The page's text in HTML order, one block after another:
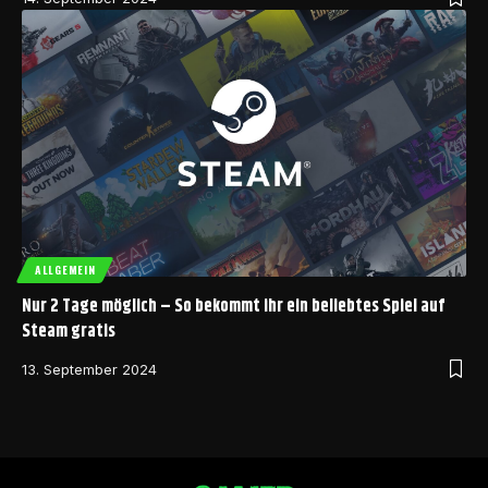
ALLGEMEIN
Nur 2 Tage möglich – So bekommt ihr ein beliebtes Spiel auf
Steam gratis
13. September 2024